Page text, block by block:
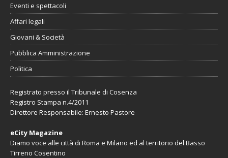
Eventi e spettacoli
Affari legali
Giovani & Società
Pubblica Amministrazione
Politica
Registrato presso il Tribunale di Cosenza
Registro Stampa n.4/2011
Direttore Responsabile: Ernesto Pastore
eCity Magazine
Diamo voce alle città di Roma e Milano ed al territorio del Basso
Tirreno Cosentino